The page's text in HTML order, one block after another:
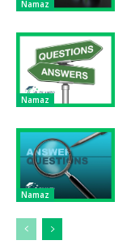
Namaz
Namaz
Namaz